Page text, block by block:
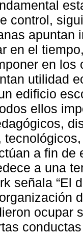
control,
apuntan
en el
en
utilidad
edificio
ellos
a fin de
a una
señala “El
ocupar